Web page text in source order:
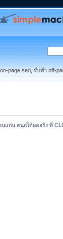
page seo, รับทำ off-
นแก่น สนุกได้ผลจริง ที่